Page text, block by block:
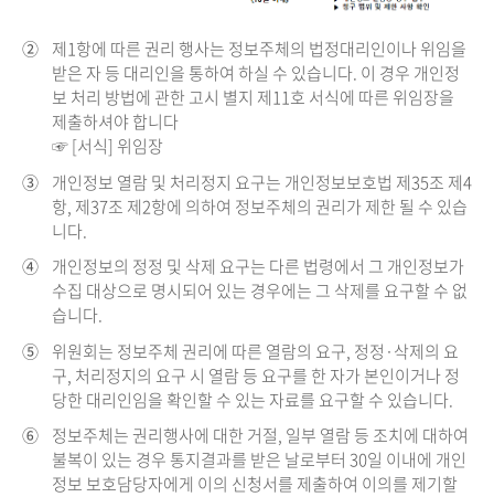
② 제1항에 따른 권리 행사는 정보주체의 법정대리인이나 위임을
받은 자 등 대리인을 통하여 하실 수 있습니다. 이 경우 개인정
보 처리 방법에 관한 고시 별지 제11호 서식에 따른 위임장을
제출하셔야 합니다
☞ [서식] 위임장
③ 개인정보 열람 및 처리정지 요구는 개인정보보호법 제35조 제4
항, 제37조 제2항에 의하여 정보주체의 권리가 제한 될 수 있습
니다.
④ 개인정보의 정정 및 삭제 요구는 다른 법령에서 그 개인정보가
수집 대상으로 명시되어 있는 경우에는 그 삭제를 요구할 수 없
습니다.
⑤ 위원회는 정보주체 권리에 따른 열람의 요구, 정정·삭제의 요
구, 처리정지의 요구 시 열람 등 요구를 한 자가 본인이거나 정
당한 대리인임을 확인할 수 있는 자료를 요구할 수 있습니다.
⑥ 정보주체는 권리행사에 대한 거절, 일부 열람 등 조치에 대하여
불복이 있는 경우 통지결과를 받은 날로부터 30일 이내에 개인
정보 보호담당자에게 이의 신청서를 제출하여 이의를 제기할